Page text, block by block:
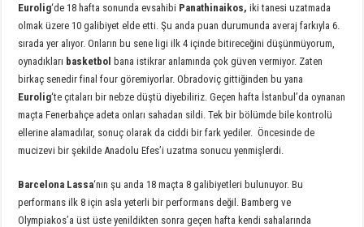
Eurolig‘de 18 hafta sonunda evsahibi Panathinaikos,iki tanesi uzatmada
olmak üzere 10 galibiyet elde etti. Şu anda puan durumunda averaj farkıyla 6.
sırada yer alıyor. Onların bu sene ligi ilk 4 içinde bitireceğini düşünmüyorum,
oynadıkları basketbol bana istikrar anlamında çok güven vermiyor. Zaten
birkaç senedir final four göremiyorlar. Obradoviç gittiğinden bu yana
Eurolig‘te çıtaları bir nebze düştü diyebiliriz. Geçen hafta İstanbul’da oynanan
maçta Fenerbahçe adeta onları sahadan sildi. Tek bir bölümde bile kontrolü
ellerine alamadılar, sonuç olarak da ciddi bir fark yediler. Öncesinde de
mucizevi bir şekilde Anadolu Efes’i uzatma sonucu yenmişlerdi.
Barcelona Lassa‘nın şu anda 18 maçta 8 galibiyetleri bulunuyor. Bu
performans ilk 8 için asla yeterli bir performans değil. Bamberg ve
Olympiakos’a üst üste yenildikten sonra geçen hafta kendi sahalarında